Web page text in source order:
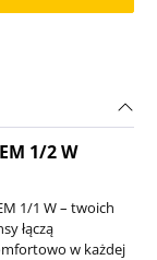
1/2 W
1/1 W – twoich
łączą
w każdej